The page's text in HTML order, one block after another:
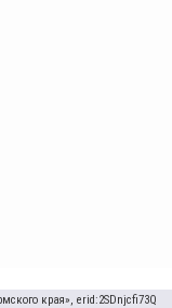
края», erid:2SDnjcfi73Q